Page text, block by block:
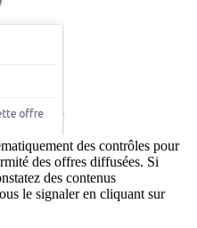
des contrôles pour
des offres diffusées. Si
des contenus
le signaler en cliquant sur